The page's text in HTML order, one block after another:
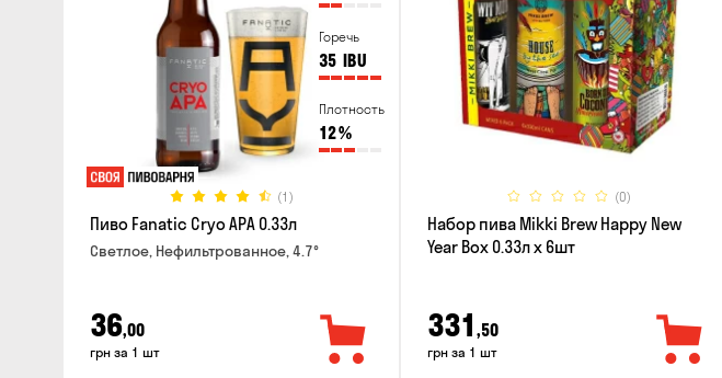
Горечь
35 IBU
Плотность
12%
(1)
Пиво Fanatic Cryo APA 0.33л
Светлое, Нефильтрованное, 4.7°
36,00
грн за 1 шт
(0)
Набор пива Mikki Brew Happy New
Year Box 0.33л x 6шт
331 ,50
грн за 1 шт